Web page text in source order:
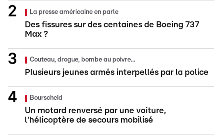
La presse américaine en parle
Des fissures sur des centaines de Boeing 737
Max ?
Couteau, drogue, bombe au poivre...
Plusieurs jeunes armés interpellés par la police
Bourscheid
Un motard renversé par une voiture,
l'hélicoptère de secours mobilisé